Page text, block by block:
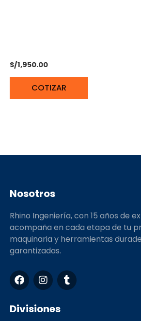
S/1,950.00
COTIZAR
Nosotros
Rhino Ingeniería, con 15 años de
acompaña en cada etapa de tu
maquinaria y herramientas
garantizadas.
F
a
c
e
b
I
n
s
t
a
T
u
m
Divisiones